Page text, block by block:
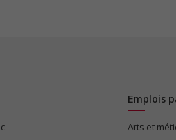
Emplois
Arts et